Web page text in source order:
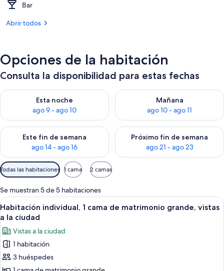
Bar
Abrir todos
Opciones de la habitación
Consulta la disponibilidad para estas fechas
Esta noche
ago 9 - ago 10
Consulta la disponibilidad para esta noche, ago 9 - ago 10
Mañana
ago 10 - ago 11
Consulta la disponibilidad
Este fin de semana
ago 14 - ago 16
Consulta la disponibilidad para este fin de semana, ago 14 -
Próximo fin de semana
ago 21 - ago 23
Consulta la disponibilidad
Filtros
disponibles
para
las
habitaciones
Todas las habitaciones 1 cama 2 camas
Se muestran 5 de 5 habitaciones
Abrir
todas
las
fotos
de
Habitación
Habitación de hotel con una cama
4
Habitación individual, 1 cama de matrimonio grande, vistas
a la ciudad
Vistas a la ciudad
1 habitación
3 huéspedes